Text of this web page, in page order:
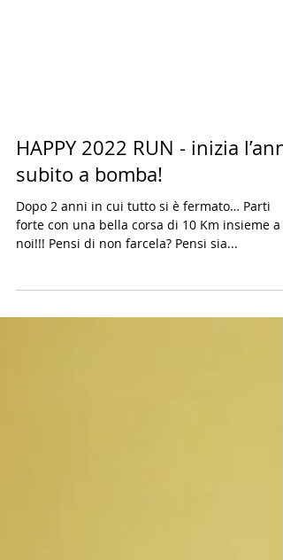
HAPPY 2022 RUN - inizia
subito a bomba!
Dopo 2 anni in cui tutto si è fermato… Parti
forte con una bella corsa di 10 Km insieme a